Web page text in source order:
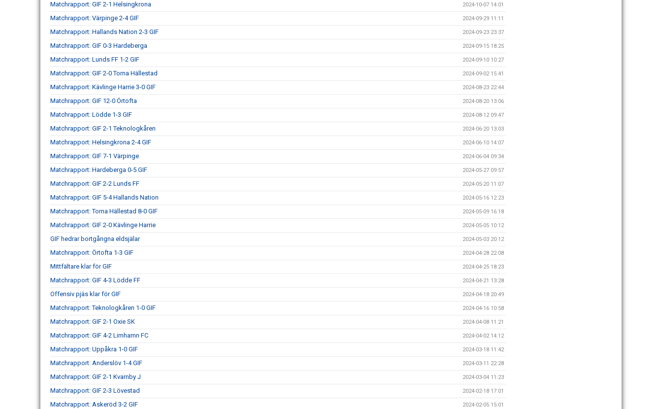
Matchrapport: GIF 2-1 Helsingkrona 2024-10-07 14:01
Matchrapport: Värpinge 2-4 GIF 2024-09-29 11:11
Matchrapport: Hallands Nation 2-3 GIF 2024-09-23 23:37
Matchrapport: GIF 0-3 Hardeberga 2024-09-15 18:25
Matchrapport: Lunds FF 1-2 GIF 2024-09-10 10:27
Matchrapport: GIF 2-0 Torna Hällestad 2024-09-02 15:41
Matchrapport: Kävlinge Harrie 3-0 GIF 2024-08-23 22:44
Matchrapport: GIF 12-0 Örtofta 2024-08-20 13:06
Matchrapport: Lödde 1-3 GIF 2024-08-12 09:47
Matchrapport: GIF 2-1 Teknologkåren 2024-06-20 13:03
Matchrapport: Helsingkrona 2-4 GIF 2024-06-10 14:07
Matchrapport: GIF 7-1 Värpinge 2024-06-04 09:34
Matchrapport: Hardeberga 0-5 GIF 2024-05-27 09:57
Matchrapport: GIF 2-2 Lunds FF 2024-05-20 11:07
Matchrapport: GIF 5-4 Hallands Nation 2024-05-16 12:23
Matchrapport: Torna Hällestad 8-0 GIF 2024-05-09 16:18
Matchrapport: GIF 2-0 Kävlinge Harrie 2024-05-05 10:12
GIF hedrar bortgångna eldsjälar 2024-05-03 20:12
Matchrapport: Örtofta 1-3 GIF 2024-04-28 22:08
Mittfältare klar för GIF 2024-04-25 18:23
Matchrapport: GIF 4-3 Lödde FF 2024-04-21 13:28
Offensiv pjäs klar för GIF 2024-04-18 20:49
Matchrapport: Teknologkåren 1-0 GIF 2024-04-16 10:58
Matchrapport: GIF 2-1 Oxie SK 2024-04-08 11:21
Matchrapport: GIF 4-2 Limhamn FC 2024-04-02 14:12
Matchrapport: Uppåkra 1-0 GIF 2024-03-18 11:42
Matchrapport: Anderslöv 1-4 GIF 2024-03-11 22:28
Matchrapport: GIF 2-1 Kvarnby J 2024-03-04 11:23
Matchrapport: GIF 2-3 Lövestad 2024-02-18 17:01
Matchrapport: Askeröd 3-2 GIF 2024-02-05 15:01